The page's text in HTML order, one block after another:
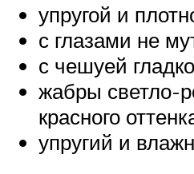
упругой и
с глазами не
с чешуей
жабры светло-
красного
упругий и